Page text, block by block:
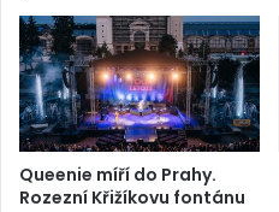
Queenie míří do Prahy.
Rozezní Křižíkovu fontánu